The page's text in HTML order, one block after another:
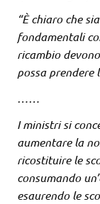
“È chiaro che
fondamentali
ricambio
possa prendere
……
I ministri si
aumentare la
ricostituire le
consumando
esaurendo le